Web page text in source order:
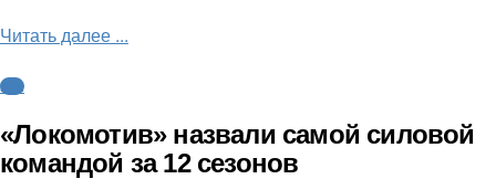
Читать далее ...
КХЛ
«Локомотив» назвали самой силовой
командой за 12 сезонов